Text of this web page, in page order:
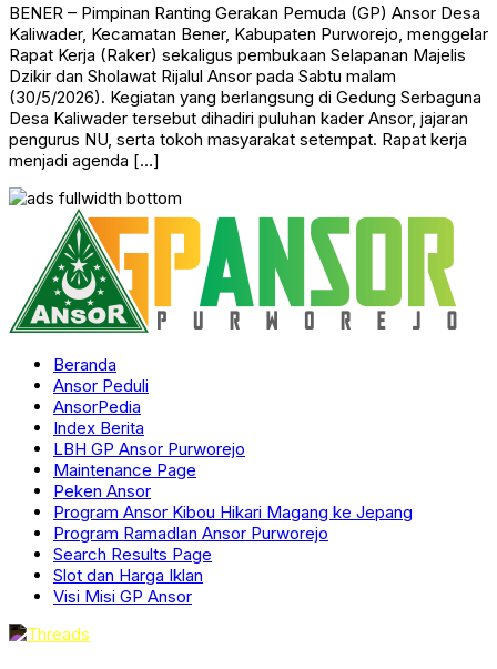
BENER – Pimpinan Ranting Gerakan Pemuda (GP) Ansor Desa
Kaliwader, Kecamatan Bener, Kabupaten Purworejo, menggelar
Rapat Kerja (Raker) sekaligus pembukaan Selapanan Majelis
Dzikir dan Sholawat Rijalul Ansor pada Sabtu malam
(30/5/2026). Kegiatan yang berlangsung di Gedung Serbaguna
Desa Kaliwader tersebut dihadiri puluhan kader Ansor, jajaran
pengurus NU, serta tokoh masyarakat setempat. Rapat kerja
menjadi agenda […]
Beranda
Ansor Peduli
AnsorPedia
Index Berita
LBH GP Ansor Purworejo
Maintenance Page
Peken Ansor
Program Ansor Kibou Hikari Magang ke Jepang
Program Ramadlan Ansor Purworejo
Search Results Page
Slot dan Harga Iklan
Visi Misi GP Ansor